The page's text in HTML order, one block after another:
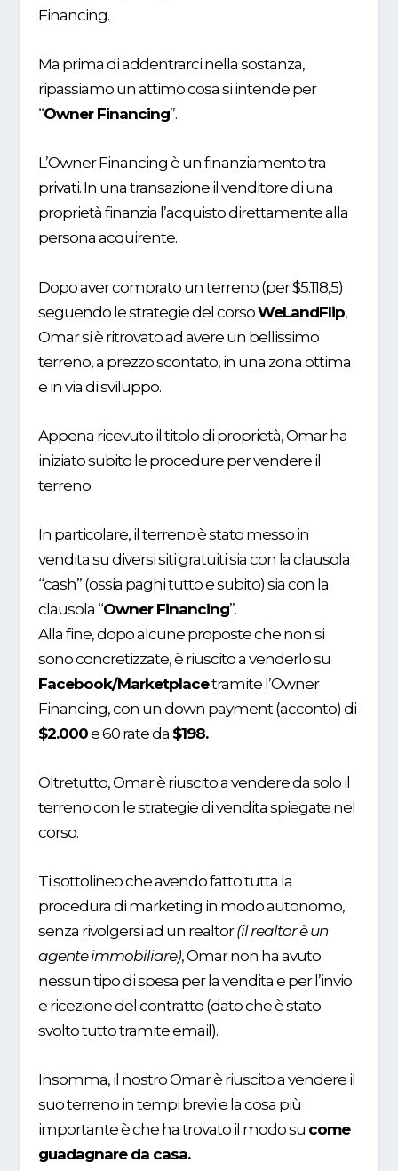
Financing.
Ma prima di addentrarci nella sostanza,
ripassiamo un attimo cosa si intende per
“Owner Financing”.
L’Owner Financing è un finanziamento tra
privati. In una transazione il venditore di una
proprietà finanzia l’acquisto direttamente alla
persona acquirente.
Dopo aver comprato un terreno (per $5.118,5)
seguendo le strategie del corsoWeLandFlip,
Omar si è ritrovato ad avere un bellissimo
terreno, a prezzo scontato, in una zona ottima
e in via di sviluppo.
Appena ricevuto il titolo di proprietà, Omar ha
iniziato subito le procedure per vendere il
terreno.
In particolare, il terreno è stato messo in
vendita su diversi siti gratuiti sia con la clausola
“cash” (ossia paghi tutto e subito) sia con la
clausola “Owner Financing”.
Alla fine, dopo alcune proposte che non si
sono concretizzate, è riuscito a venderlo su
Facebook/Marketplacetramite l’Owner
Financing, con un down payment (acconto) di
$2.000e 60 rate da $198.
Oltretutto, Omar è riuscito a vendere da solo il
terreno con le strategie di vendita spiegate nel
corso.
Ti sottolineo che avendo fatto tutta la
procedura di marketing in modo autonomo,
senza rivolgersi ad un realtor(il realtor è un
agente immobiliare), Omar non ha avuto
nessun tipo di spesa per la vendita e per l’invio
e ricezione del contratto (dato che è stato
svolto tutto tramite email).
Insomma, il nostro Omar è riuscito a vendere il
suo terreno in tempi brevi e la cosa più
importante è che ha trovato il modo su come
guadagnare da casa.